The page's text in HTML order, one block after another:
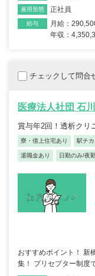
雇用形態 正社員
給与
月給：
年収：
チェックして問合
医療法人社団 石
賞与年2回！透析クリ
寮・借上住宅あり 駅チカ
退職金あり 日勤のみ/夜勤
おすすめポイント！ 新
集！ プリセプター制度